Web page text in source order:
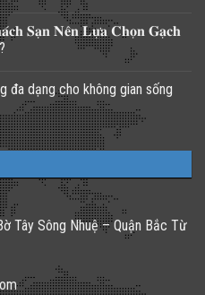
𝐒𝐚̣𝐧 𝐍𝐞̂𝐧 𝐋𝐮̛̣𝐚 𝐂𝐡𝐨̣𝐧 𝐆𝐚̣𝐜𝐡
đa dạng cho không gian sống
Tây Sông Nhuệ – Quận Bắc Từ